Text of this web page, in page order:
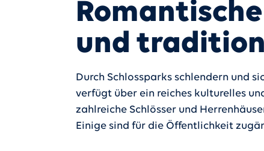
und
Durch Schlossparks schlendern und
verfügt über ein reiches kulturelles
zahlreiche Schlösser und
Einige sind für die Öffentlichkeit